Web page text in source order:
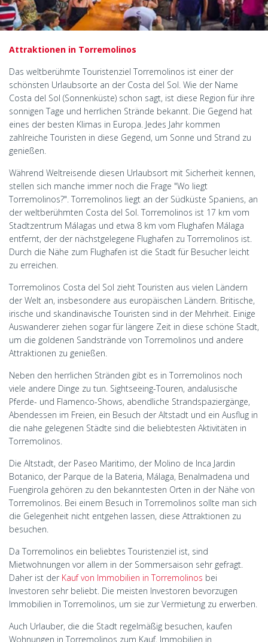
Attraktionen in Torremolinos
Das weltberühmte Touristenziel Torremolinos ist einer der
schönsten Urlaubsorte an der Costa del Sol. Wie der Name
Costa del Sol (Sonnenküste) schon sagt, ist diese Region für ihre
sonnigen Tage und herrlichen Strände bekannt. Die Gegend hat
eines der besten Klimas in Europa. Jedes Jahr kommen
zahlreiche Touristen in diese Gegend, um Sonne und Strand zu
genießen.
Während Weltreisende diesen Urlaubsort mit Sicherheit kennen,
stellen sich manche immer noch die Frage "Wo liegt
Torremolinos?". Torremolinos liegt an der Südküste Spaniens, an
der weltberühmten Costa del Sol. Torremolinos ist 17 km vom
Stadtzentrum Málagas und etwa 8 km vom Flughafen Málaga
entfernt, der der nächstgelegene Flughafen zu Torremolinos ist.
Durch die Nähe zum Flughafen ist die Stadt für Besucher leicht
zu erreichen.
Torremolinos Costa del Sol zieht Touristen aus vielen Ländern
der Welt an, insbesondere aus europäischen Ländern. Britische,
irische und skandinavische Touristen sind in der Mehrheit. Einige
Auswanderer ziehen sogar für längere Zeit in diese schöne Stadt,
um die goldenen Sandstrände von Torremolinos und andere
Attraktionen zu genießen.
Neben den herrlichen Stränden gibt es in Torremolinos noch
viele andere Dinge zu tun. Sightseeing-Touren, andalusische
Pferde- und Flamenco-Shows, abendliche Strandspaziergänge,
Abendessen im Freien, ein Besuch der Altstadt und ein Ausflug in
die nahe gelegenen Städte sind die beliebtesten Aktivitäten in
Torremolinos.
Die Altstadt, der Paseo Maritimo, der Molino de Inca Jardin
Botanico, der Parque de la Bateria, Málaga, Benalmadena und
Fuengirola gehören zu den bekanntesten Orten in der Nähe von
Torremolinos. Bei einem Besuch in Torremolinos sollte man sich
die Gelegenheit nicht entgehen lassen, diese Attraktionen zu
besuchen.
Da Torremolinos ein beliebtes Touristenziel ist, sind
Mietwohnungen vor allem in der Sommersaison sehr gefragt.
Daher ist der Kauf von Immobilien in Torremolinos bei
Investoren sehr beliebt. Die meisten Investoren bevorzugen
Immobilien in Torremolinos, um sie zur Vermietung zu erwerben.
Auch Urlauber, die die Stadt regelmäßig besuchen, kaufen
Wohnungen in Torremolinos zum Kauf. Immobilien in